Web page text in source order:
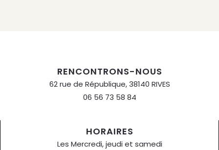
RENCONTRONS-NOUS
62 rue de République, 38140 RIVES
06 56 73 58 84
HORAIRES
Les Mercredi, jeudi et samedi